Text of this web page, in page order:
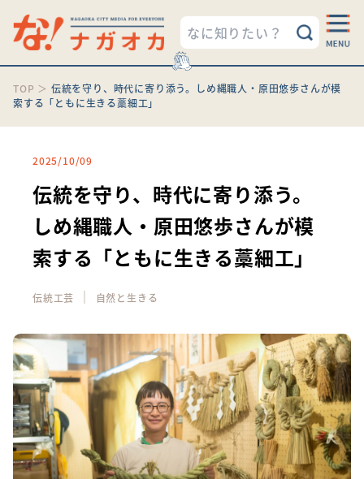
TOP ＞ 伝統を守り、時代に寄り添う。しめ縄職人・原田悠歩さんが模
索する「ともに生きる藁細工」
2025/10/09
伝統を守り、時代に寄り添う。
しめ縄職人・原田悠歩さんが模
索する「ともに生きる藁細工」
伝統工芸 ｜ 自然と生きる